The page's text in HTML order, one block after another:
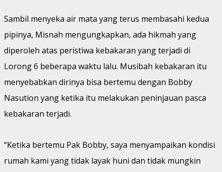
Sambil menyeka air mata yang terus membasahi kedua
pipinya, Misnah mengungkapkan, ada hikmah yang
diperoleh atas peristiwa kebakaran yang terjadi di
Lorong 6 beberapa waktu lalu. Musibah kebakaran itu
menyebabkan dirinya bisa bertemu dengan Bobby
Nasution yang ketika itu melakukan peninjauan pasca
kebakaran terjadi.
“Ketika bertemu Pak Bobby, saya menyampaikan kondisi
rumah kami yang tidak layak huni dan tidak mungkin